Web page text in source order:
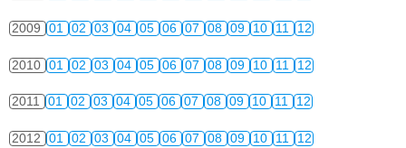
2009 01 02 03 04 05 06 07 08 09 10 11 12
2010 01 02 03 04 05 06 07 08 09 10 11 12
2011 01 02 03 04 05 06 07 08 09 10 11 12
2012 01 02 03 04 05 06 07 08 09 10 11 12